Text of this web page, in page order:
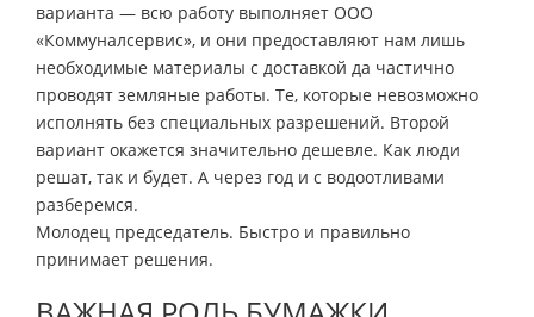
варианта — всю работу выполняет ООО
«Коммуналсервис», и они предоставляют нам лишь
необходимые материалы с доставкой да частично
проводят земляные работы. Те, которые невозможно
исполнять без специальных разрешений. Второй
вариант окажется значительно дешевле. Как люди
решат, так и будет. А через год и с водоотливами
разберемся.
Молодец председатель. Быстро и правильно
принимает решения.